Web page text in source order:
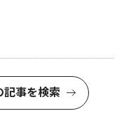
記事を検索